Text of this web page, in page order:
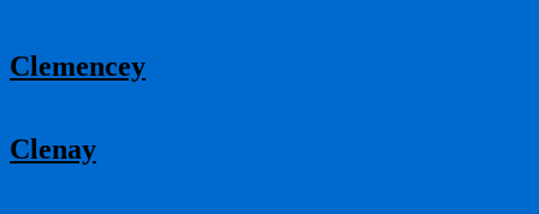
Clemencey
Clenay